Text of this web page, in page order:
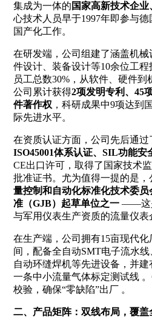
集成为一体的 国家高新技术企
心技术人员早于1997年即参与
国产化工作。
在研发端，公司组建了涵盖机
件设计、装备设计等10余位工
员工总数30%，从软件、硬件
公司累计获得2项发明专利、45
件著作权 ，科研成果中9项达到
际先进水平。
在资质认证方面，公司先后通过
ISO45001体系认证、SIL功能安
CE出口许可，取得了国家技术
批准证书。尤为值得一提的是，
量控制和自动化标准化技术委
准（GJB）起草单位之一 ——这
与军用仪表生产资质的流量仪表
在生产端，公司拥有15亩现代化
间，配备全自动SMT电子流水
自动环缝焊机等先进设备，并
一条中小流量气体标定测试线
校验，确保“零缺陷”出厂 。
二、产品矩阵：双线布局，覆盖